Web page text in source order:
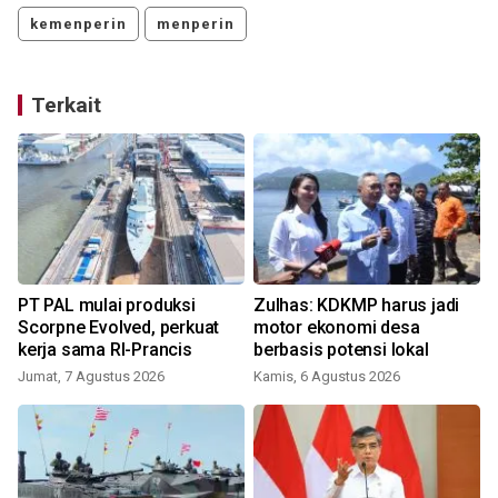
kemenperin menperin
Terkait
PT PAL mulai produksi
Scorpne Evolved, perkuat
kerja sama RI-Prancis
Jumat, 7 Agustus 2026
Zulhas: KDKMP harus jadi
motor ekonomi desa
berbasis potensi lokal
Kamis, 6 Agustus 2026